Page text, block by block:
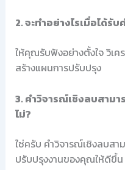
2. จะทำอย่างไรเมื่อได้รั
ให้คุณรับฟังอย่างตั้งใจ วิเค
สร้างแผนการปรับปรุง
3. คำวิจารณ์เชิงลบสาม
ไม่?
ใช่ครับ คำวิจารณ์เชิงลบสา
ปรับปรุงงานของคุณให้ดีขึ้น